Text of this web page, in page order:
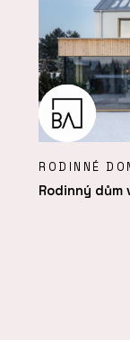
RODINNÉ
Rodinný dům